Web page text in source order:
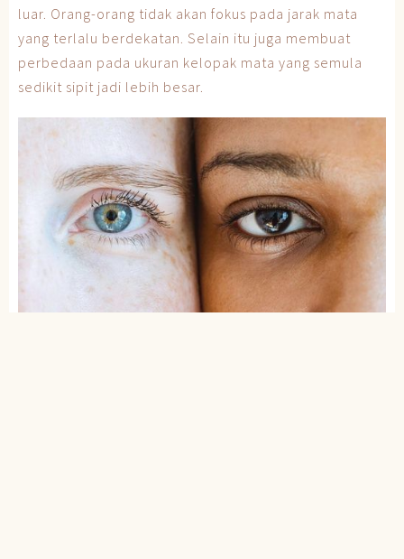
luar. Orang-orang tidak akan fokus pada jarak mata
yang terlalu berdekatan. Selain itu juga membuat
perbedaan pada ukuran kelopak mata yang semula
sedikit sipit jadi lebih besar.